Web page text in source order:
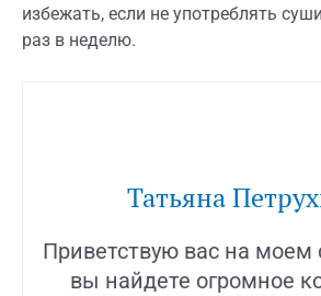
избежать, если не употреблять
раз в неделю.
Татьяна
Приветствую вас на моем
вы найдете огромное